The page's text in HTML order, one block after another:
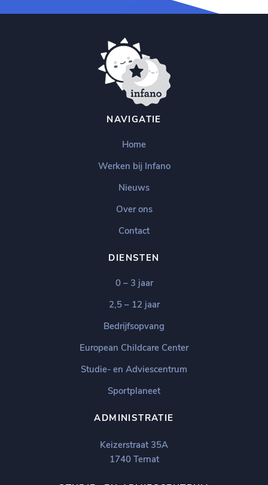
NAVIGATIE
Home
Werken bij Infano
Nieuws
Over ons
Contact
DIENSTEN
0 – 3 jaar
2,5 – 12 jaar
Bedrijfsopvang
European Childcare Center
Studie- en Adviescentrum
Sportplaneet
ADMINISTRATIE
Keizerstraat 35A
1740 Ternat